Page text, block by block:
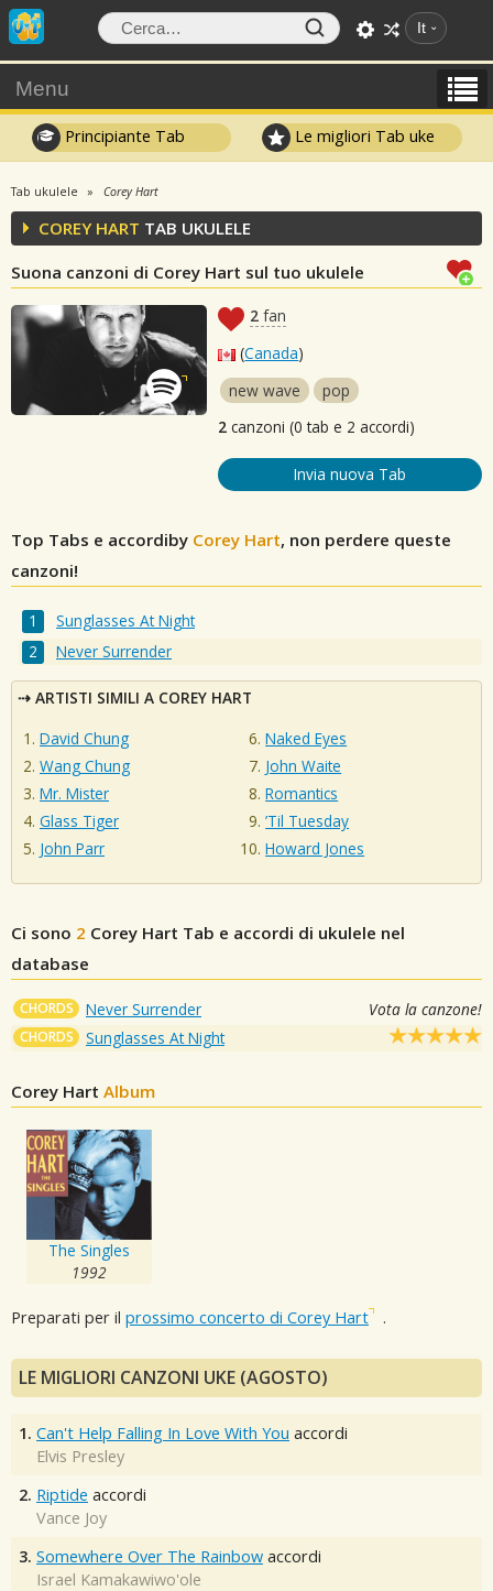
It
Menu
Principiante Tab Le migliori Tab uke
Tab ukulele Corey Hart
COREY HART TAB UKULELE
Suona canzoni di Corey Hart sul tuo ukulele
2 fan
(Canada)
new wave
pop
2 canzoni (0 tab e 2 accordi)
Invia nuova Tab
Top Tabs e accordiby Corey Hart, non perdere queste
canzoni!
Sunglasses At Night
Never Surrender
ARTISTI SIMILI A COREY HART
David Chung
Wang Chung
Mr. Mister
Glass Tiger
John Parr
Naked Eyes
John Waite
Romantics
’Til Tuesday
Howard Jones
Ci sono 2 Corey Hart Tab e accordi di ukulele nel
database
CHORDS Never Surrender Vota la canzone!
CHORDS Sunglasses At Night
Corey Hart Album
The Singles
1992
Preparati per il prossimo concerto di Corey Hart .
LE MIGLIORI CANZONI UKE (AGOSTO)
1. Can't Help Falling In Love With You accordi
Elvis Presley
2. Riptide accordi
Vance Joy
3. Somewhere Over The Rainbow accordi
Israel Kamakawiwo'ole